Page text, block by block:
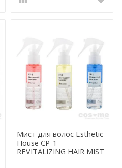
Мист для волос Esthetic
House CP-1
REVITALIZING HAIR MIST